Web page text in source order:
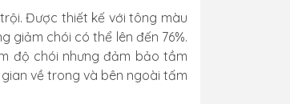
Được thiết kế với tông màu
giảm chói có thể lên đến 76%.
độ chói nhưng đảm bảo tầm
về trong và bên ngoài tấm